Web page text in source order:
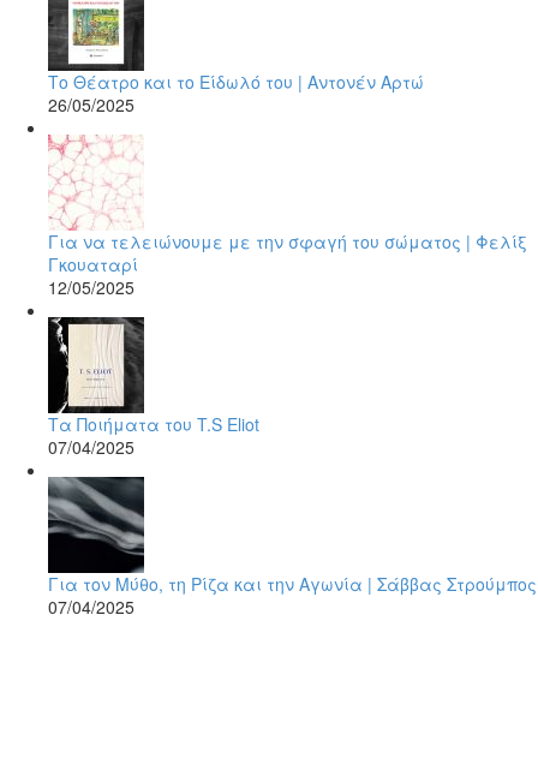
Το Θέατρο και το Είδωλό του | Αντονέν Αρτώ
26/05/2025
Για να τελειώνουμε με την σφαγή του σώματος | Φελίξ
Γκουαταρί
12/05/2025
Τα Ποιήματα του T.S Eliot
07/04/2025
Για τον Μύθο, τη Ρίζα και την Αγωνία | Σάββας Στρούμπος
07/04/2025